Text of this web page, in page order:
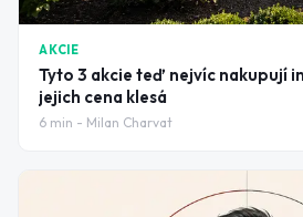
AKCIE
Tyto 3 akcie teď nejvíc nakupují
jejich cena klesá
6 min - Milan Charvat